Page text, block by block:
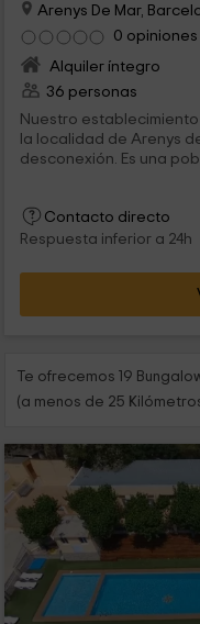
Arenys De Mar,
0 opiniones
Alquiler íntegro
36 personas
Nuestro
la localidad de Arenys
desconexión. Es una
de instalaciones y
piscina, parque infantil,
cabañas y casas
Contacto directo
Respuesta inferior a 24h
Te ofrecemos 19
(a menos de 25